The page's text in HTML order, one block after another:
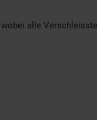
alle